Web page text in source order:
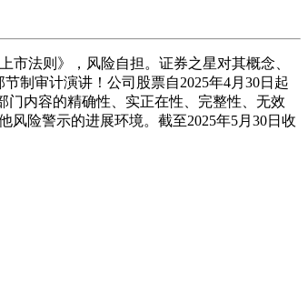
法则》，风险自担。证券之星对其概念、
制审计演讲！公司股票自2025年4月30日起
门内容的精确性、实正在性、完整性、无效
风险警示的进展环境。截至2025年5月30日收